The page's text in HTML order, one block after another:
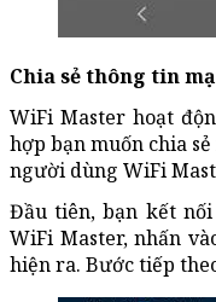
Chia sẻ thông tin
WiFi Master hoạt
hợp bạn muốn chia
người dùng WiFi
Đầu tiên, bạn kết
WiFi Master, nhấn
hiện ra. Bước tiếp